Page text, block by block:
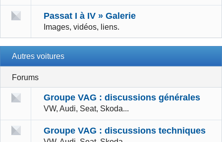
Passat I à IV » Galerie
Images, vidéos, liens.
Autres voitures
Forums
Groupe VAG : discussions générales
VW, Audi, Seat, Skoda...
Groupe VAG : discussions techniques